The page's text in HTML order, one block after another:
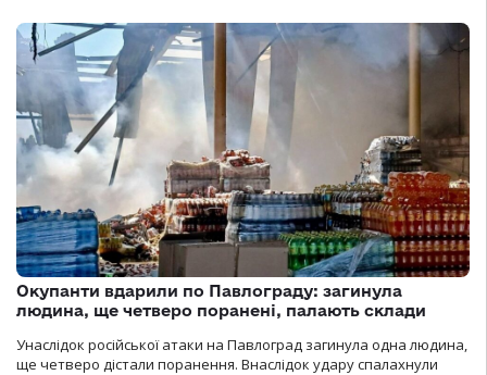
Окупанти вдарили по Павлограду: загинула
людина, ще четверо поранені, палають склади
Унаслідок російської атаки на Павлоград загинула одна людина,
ще четверо дістали поранення. Внаслідок удару спалахнули